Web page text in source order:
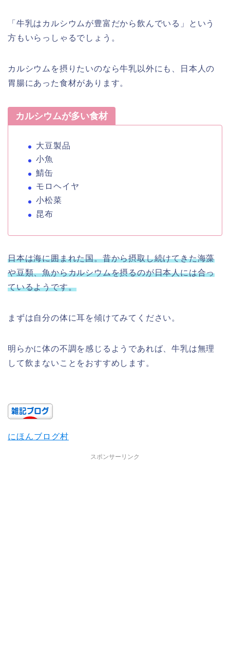
「牛乳はカルシウムが豊富だから飲んでいる」という
方もいらっしゃるでしょう。
カルシウムを摂りたいのなら牛乳以外にも、日本人の
胃腸にあった食材があります。
カルシウムが多い食材
大豆製品
小魚
鯖缶
モロヘイヤ
小松菜
昆布
日本は海に囲まれた国。昔から摂取し続けてきた海藻
や豆類、魚からカルシウムを摂るのが日本人には合っ
ているようです。
まずは自分の体に耳を傾けてみてください。
明らかに体の不調を感じるようであれば、牛乳は無理
して飲まないことをおすすめします。
にほんブログ村
スポンサーリンク